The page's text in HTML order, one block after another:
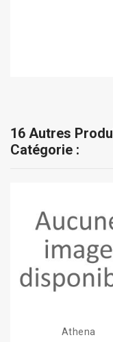
16 Autres
Catégorie :
Athena